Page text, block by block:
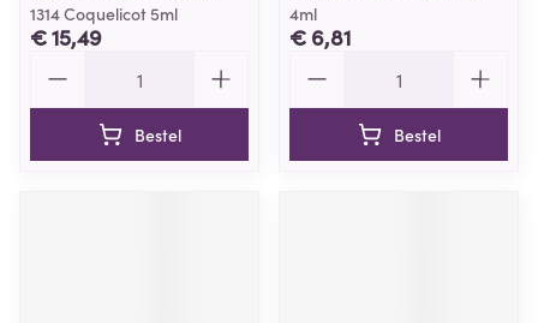
1314 Coquelicot 5ml
€ 15,49
Bestel
4ml
€ 6,81
Bestel